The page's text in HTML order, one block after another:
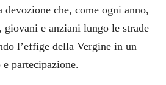
che, come ogni anno,
e anziani lungo le strade
l’effige della Vergine in un
partecipazione.